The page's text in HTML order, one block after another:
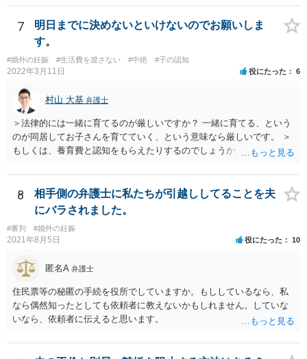
準となります。解決金の基準は、半年から１年程度の賃金相当額くら
いだと思います。 この件は、弁護士に具体的な内容について、ご相談
された方がよい事案だと考えます。
7
明日までに決めないといけないのでお願いしま
す。
#婚外の妊娠 #生活費を渡さない #中絶 #子の認知
2022年3月11日 役にたった 6
村山 大基 弁護士
＞法律的には一緒に育てるのが厳しいですか？ 一緒に育てる、という
のが同居してお子さんを育てていく、という意味なら厳しいです。 ＞
もしくは、養育費と認知をもらえたりするのでしょうか、 相手が認知
す。 また、認知されたことを前提に、父親として子を養う義務があり
ますので、 養育費を請求できます。 ただ、極端な話相手に収入がなか
ったり、行方不明だったりすると、実際上の回収が難しい可能性はあ
8
相手側の弁護士に私たちが引越ししてることを夫
にバラされました。
#審判 #婚外の妊娠
2021年8月5日 役にたった 10
匿名A 弁護士
住民票等の秘匿の手続を役所でしていますか。もししているなら、私
なら偶然知ったとしても依頼者に教えないかもしれません。していな
いなら、依頼者に伝えると思います。